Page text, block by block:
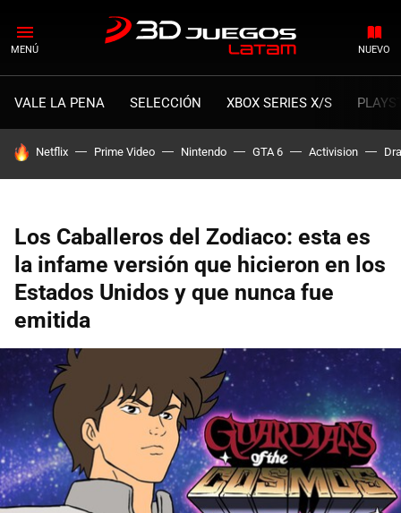
MENÚ NUEVO
VALE LA PENA SELECCIÓN XBOX SERIES X/S
HOY SE HABLA DE
Netflix Prime Video Nintendo GTA 6 Activision
Los Caballeros del Zodiaco: esta es
la infame versión que hicieron en los
Estados Unidos y que nunca fue
emitida